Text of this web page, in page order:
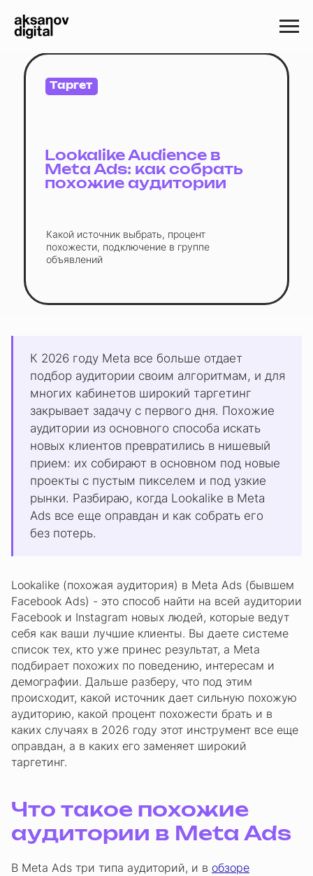
Lookalike Audience в
Meta Ads: как собрать
похожие аудитории
Какой источник выбрать, процент
похожести, подключение в группе
объявлений
Таргет
К 2026 году Meta все больше отдает
подбор аудитории своим алгоритмам, и для
многих кабинетов широкий таргетинг
закрывает задачу с первого дня. Похожие
аудитории из основного способа искать
новых клиентов превратились в нишевый
прием: их собирают в основном под новые
проекты с пустым пикселем и под узкие
рынки. Разбираю, когда Lookalike в Meta
Ads все еще оправдан и как собрать его
без потерь.
Lookalike (похожая аудитория) в Meta Ads (бывшем
Facebook Ads) - это способ найти на всей аудитории
Facebook и Instagram новых людей, которые ведут
себя как ваши лучшие клиенты. Вы даете системе
список тех, кто уже принес результат, а Meta
подбирает похожих по поведению, интересам и
демографии. Дальше разберу, что под этим
происходит, какой источник дает сильную похожую
аудиторию, какой процент похожести брать и в
каких случаях в 2026 году этот инструмент все еще
оправдан, а в каких его заменяет широкий
таргетинг.
Что такое похожие
аудитории в Meta Ads
В Meta Ads три типа аудиторий, и в обзоре